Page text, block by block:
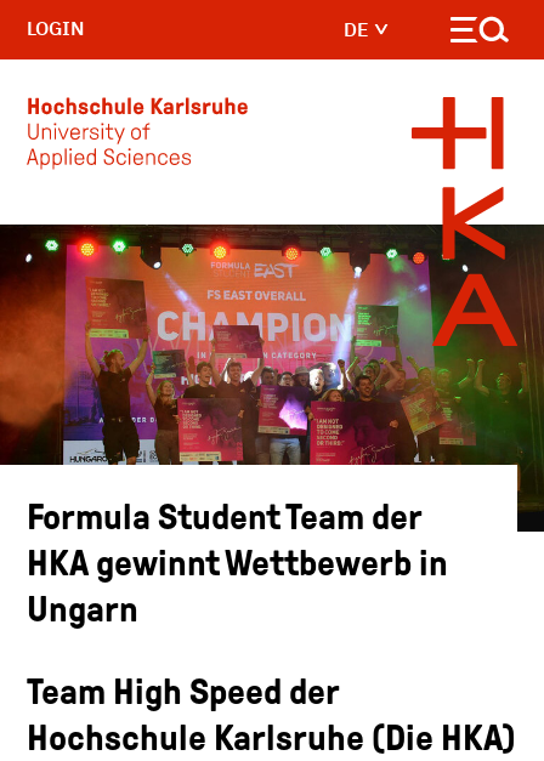
Skip to main content
DE
LOGIN
Formula Student Team der
HKA gewinnt Wettbewerb in
Ungarn
Team High Speed der
Hochschule Karlsruhe (Die HKA)